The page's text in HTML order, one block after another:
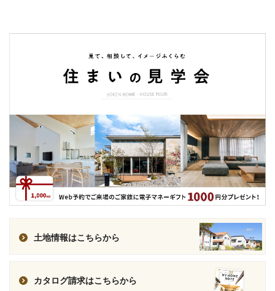
土地情報はこちらから
カタログ請求はこちらから